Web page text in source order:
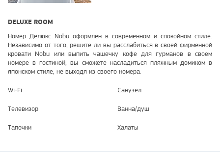
DELUXE ROOM
Номер Делюкс Nobu оформлен в современном и спокойном стиле.
Независимо от того, решите ли вы расслабиться в своей фирменной
кровати Nobu или выпить чашечку кофе для гурманов в своем
номере в гостиной, вы сможете насладиться пляжным домиком в
японском стиле, не выходя из своего номера.
Wi-Fi Санузел
Телевизор Ванна/душ
Тапочки Халаты